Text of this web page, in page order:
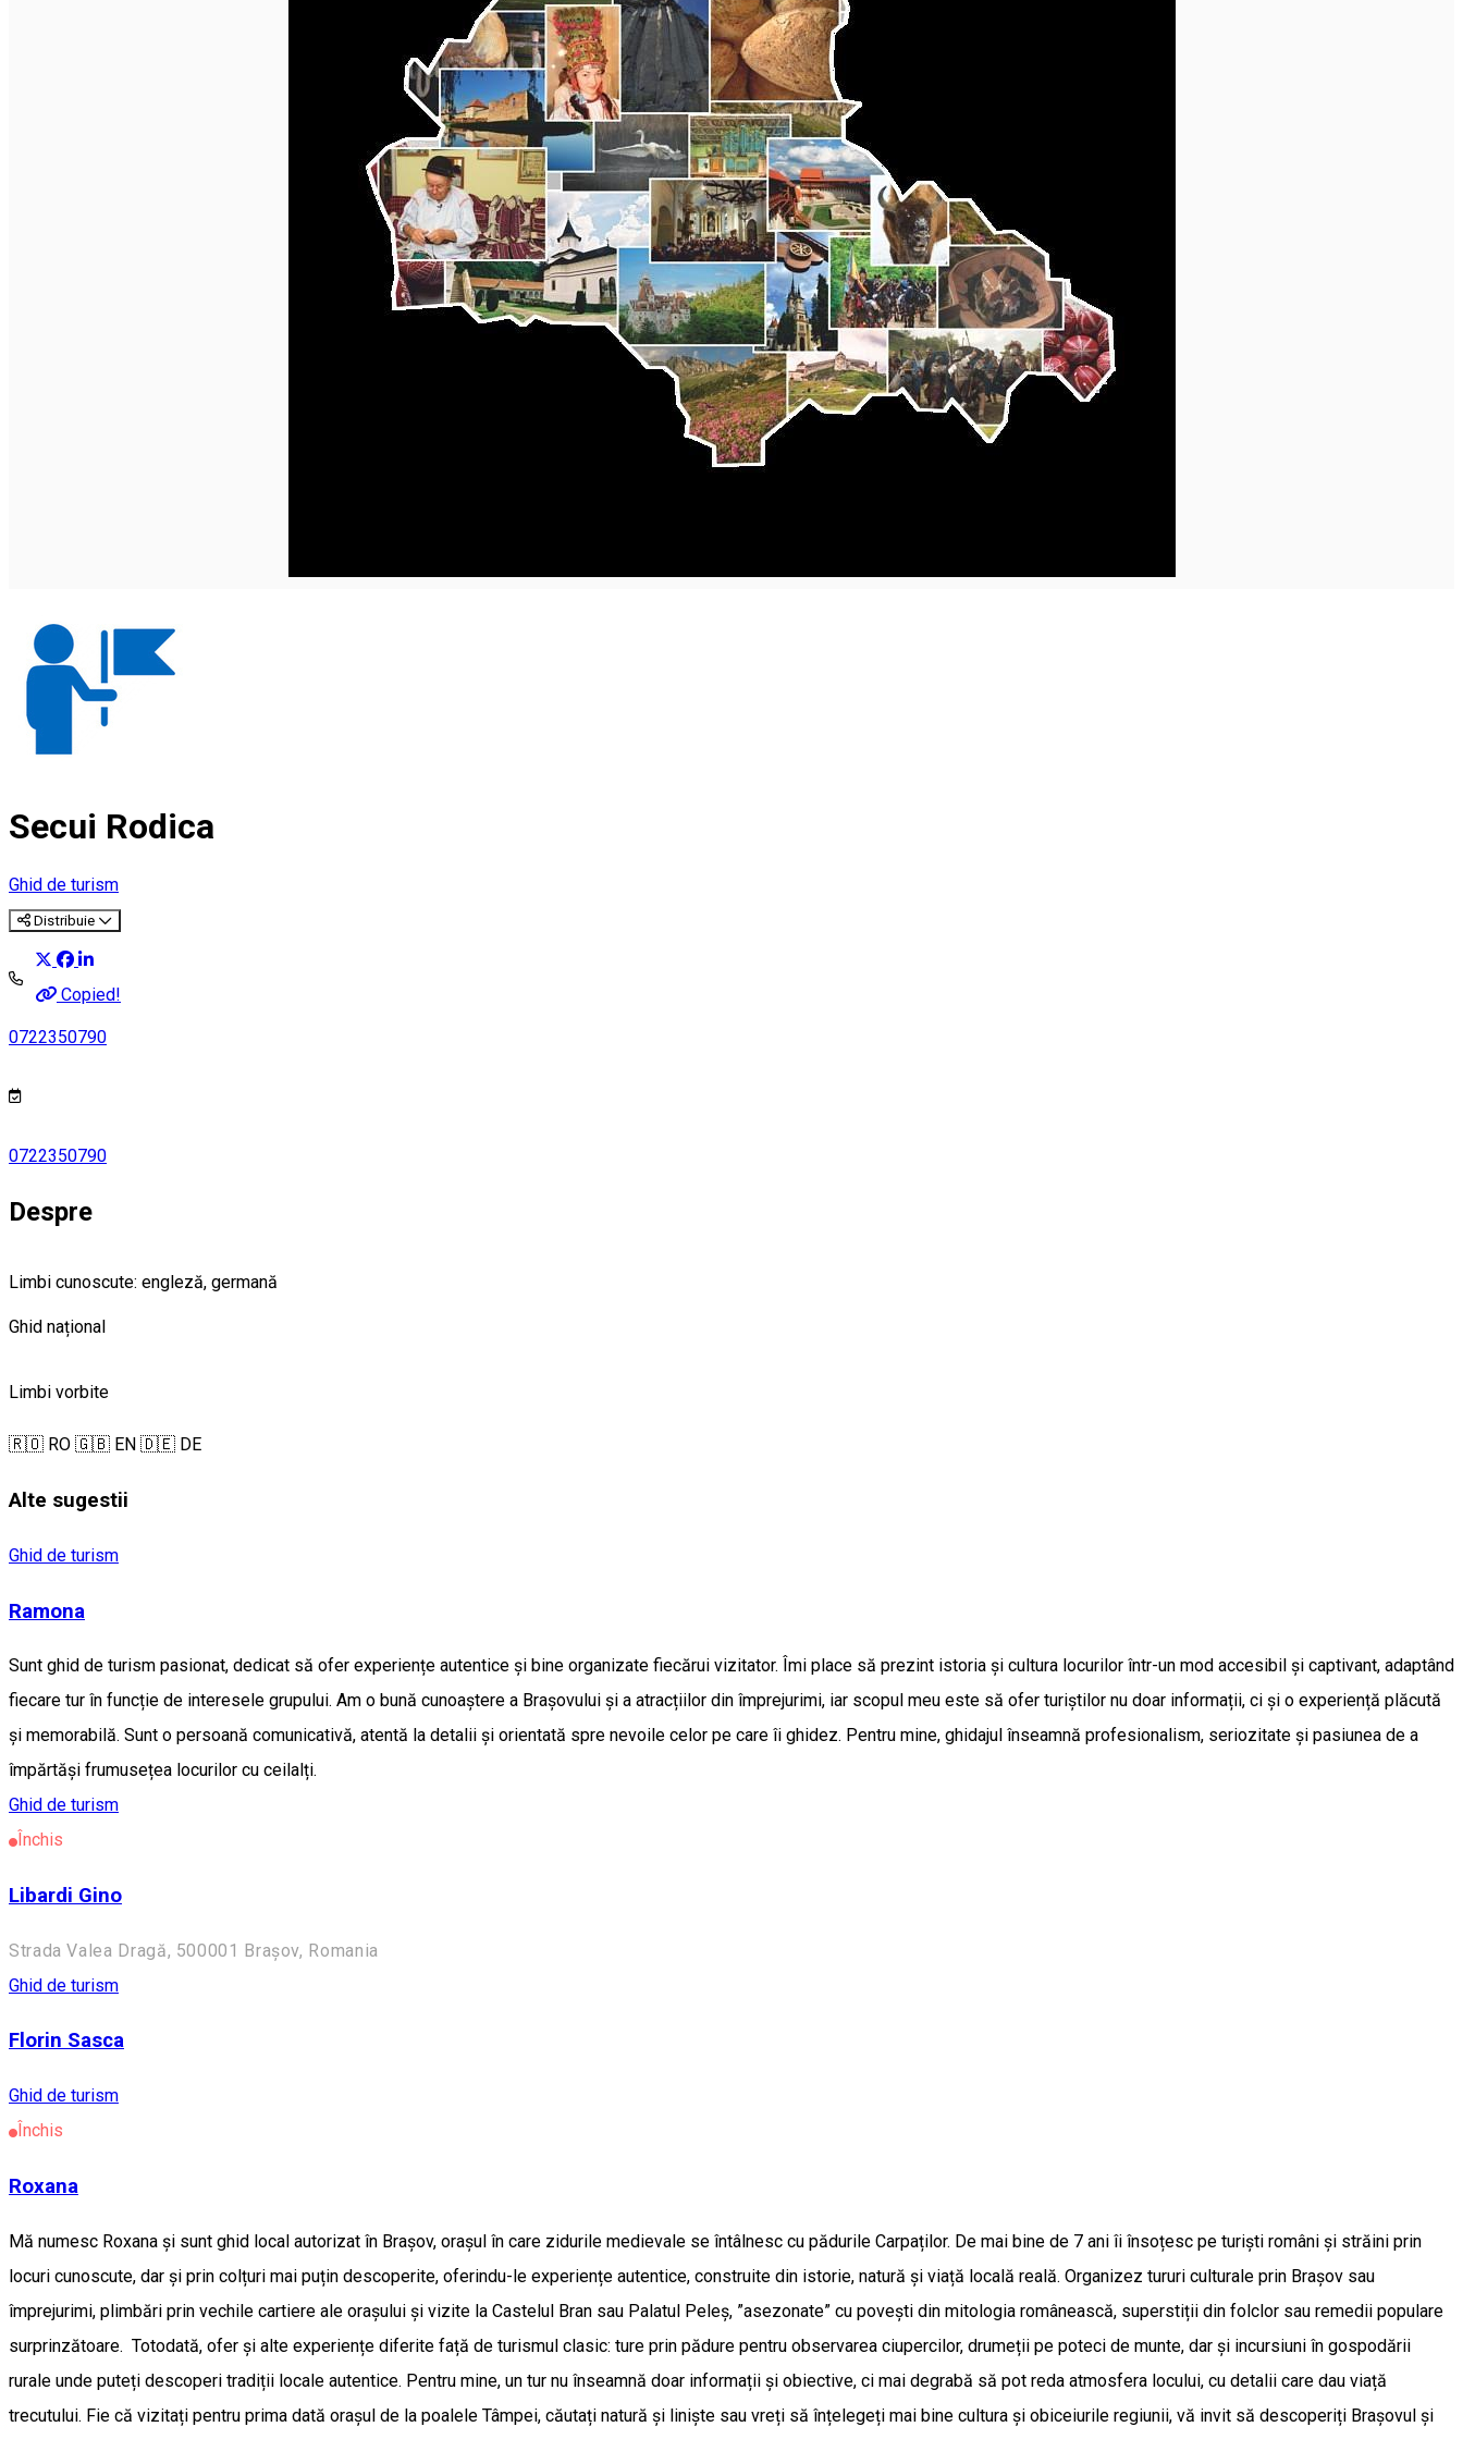
Secui Rodica
Ghid de turism
Distribuie
Copied!
0722350790
0722350790
Despre
Limbi cunoscute: engleză, germană
Ghid național
Limbi vorbite
🇷🇴 RO 🇬🇧 EN 🇩🇪 DE
Alte sugestii
Ghid de turism
Ramona
Sunt ghid de turism pasionat, dedicat să ofer experiențe autentice și bine organizate fiecărui vizitator. Îmi place să prezint istoria și cultura locurilor într-un mod accesibil și captivant, adaptând
fiecare tur în funcție de interesele grupului. Am o bună cunoaștere a Brașovului și a atracțiilor din împrejurimi, iar scopul meu este să ofer turiștilor nu doar informații, ci și o experiență plăcută
și memorabilă. Sunt o persoană comunicativă, atentă la detalii și orientată spre nevoile celor pe care îi ghidez. Pentru mine, ghidajul înseamnă profesionalism, seriozitate și pasiunea de a
împărtăși frumusețea locurilor cu ceilalți.
Ghid de turism
Închis
Libardi Gino
Strada Valea Dragă, 500001 Brașov, Romania
Ghid de turism
Florin Sasca
Ghid de turism
Închis
Roxana
Mă numesc Roxana și sunt ghid local autorizat în Brașov, orașul în care zidurile medievale se întâlnesc cu pădurile Carpaților. De mai bine de 7 ani îi însoțesc pe turiști români și străini prin
locuri cunoscute, dar și prin colțuri mai puțin descoperite, oferindu-le experiențe autentice, construite din istorie, natură și viață locală reală. Organizez tururi culturale prin Brașov sau
împrejurimi, plimbări prin vechile cartiere ale orașului și vizite la Castelul Bran sau Palatul Peleș, ”asezonate” cu povești din mitologia românească, superstiții din folclor sau remedii populare
surprinzătoare. Totodată, ofer și alte experiențe diferite față de turismul clasic: ture prin pădure pentru observarea ciupercilor, drumeții pe poteci de munte, dar și incursiuni în gospodării
rurale unde puteți descoperi tradiții locale autentice. Pentru mine, un tur nu înseamnă doar informații și obiective, ci mai degrabă să pot reda atmosfera locului, cu detalii care dau viață
trecutului. Fie că vizitați pentru prima dată orașul de la poalele Tâmpei, căutați natură și liniște sau vreți să înțelegeți mai bine cultura și obiceiurile regiunii, vă invit să descoperiți Brașovul și